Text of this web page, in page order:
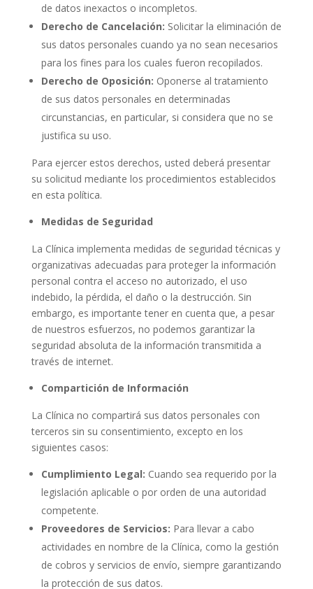
de datos inexactos o incompletos.
Derecho de Cancelación: Solicitar la eliminación de
sus datos personales cuando ya no sean necesarios
para los fines para los cuales fueron recopilados.
Derecho de Oposición: Oponerse al tratamiento
de sus datos personales en determinadas
circunstancias, en particular, si considera que no se
justifica su uso.
Para ejercer estos derechos, usted deberá presentar
su solicitud mediante los procedimientos establecidos
en esta política.
Medidas de Seguridad
La Clínica implementa medidas de seguridad técnicas y
organizativas adecuadas para proteger la información
personal contra el acceso no autorizado, el uso
indebido, la pérdida, el daño o la destrucción. Sin
embargo, es importante tener en cuenta que, a pesar
de nuestros esfuerzos, no podemos garantizar la
seguridad absoluta de la información transmitida a
través de internet.
Compartición de Información
La Clínica no compartirá sus datos personales con
terceros sin su consentimiento, excepto en los
siguientes casos:
Cumplimiento Legal: Cuando sea requerido por la
legislación aplicable o por orden de una autoridad
competente.
Proveedores de Servicios: Para llevar a cabo
actividades en nombre de la Clínica, como la gestión
de cobros y servicios de envío, siempre garantizando
la protección de sus datos.